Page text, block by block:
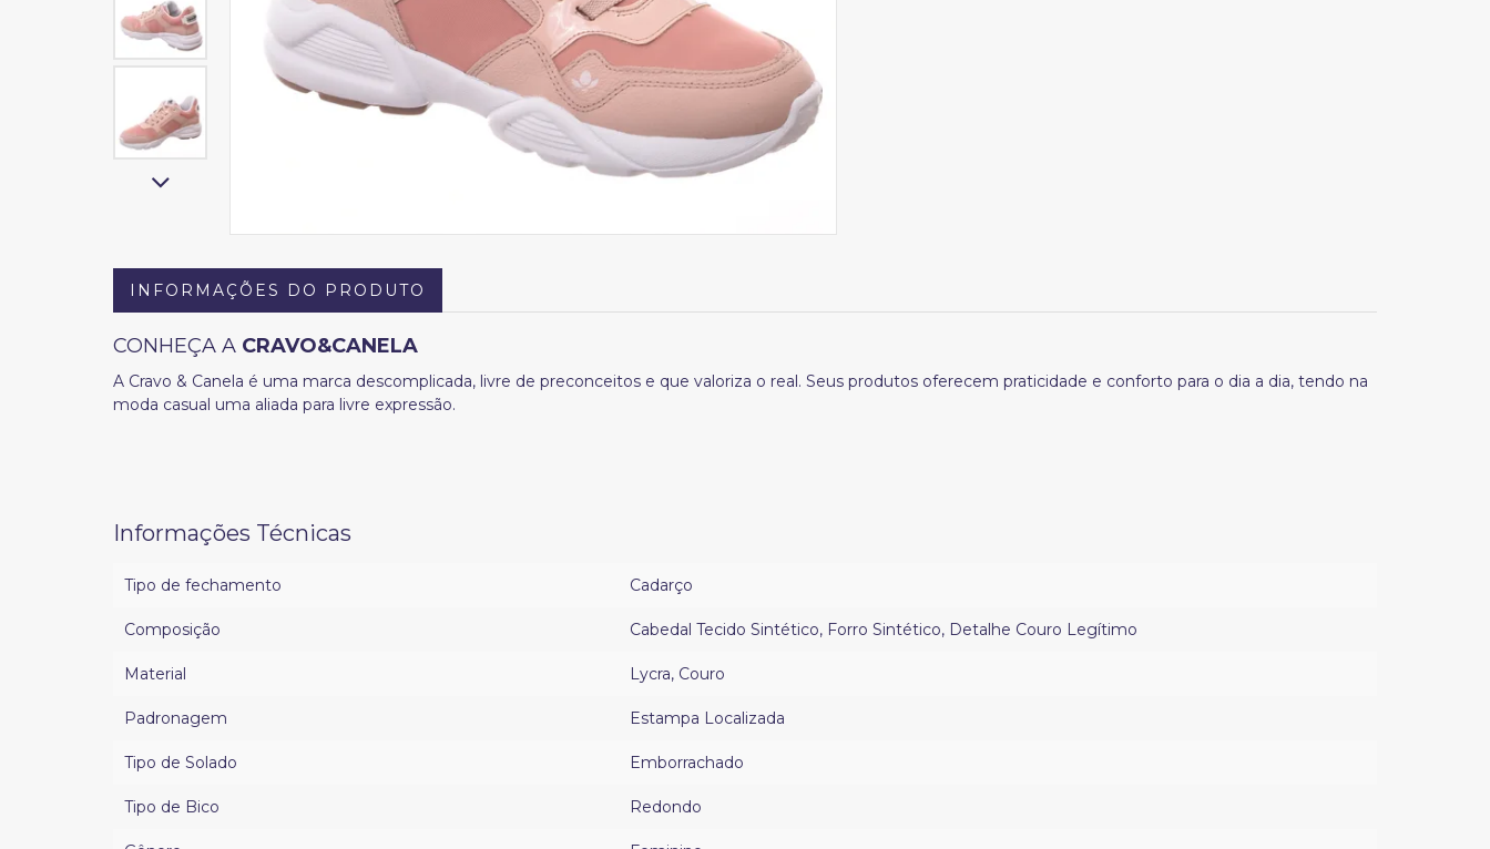
INFORMAÇÕES DO PRODUTO
CONHEÇA A CRAVO&CANELA
A Cravo & Canela é uma marca descomplicada, livre de preconceitos e que valoriza o real. Seus produtos oferecem praticidade e conforto para o dia a dia, tendo na
moda casual uma aliada para livre expressão.
Informações Técnicas
Tipo de fechamento Cadarço
Composição Cabedal Tecido Sintético, Forro Sintético, Detalhe Couro Legítimo
Material Lycra, Couro
Padronagem Estampa Localizada
Tipo de Solado Emborrachado
Tipo de Bico Redondo